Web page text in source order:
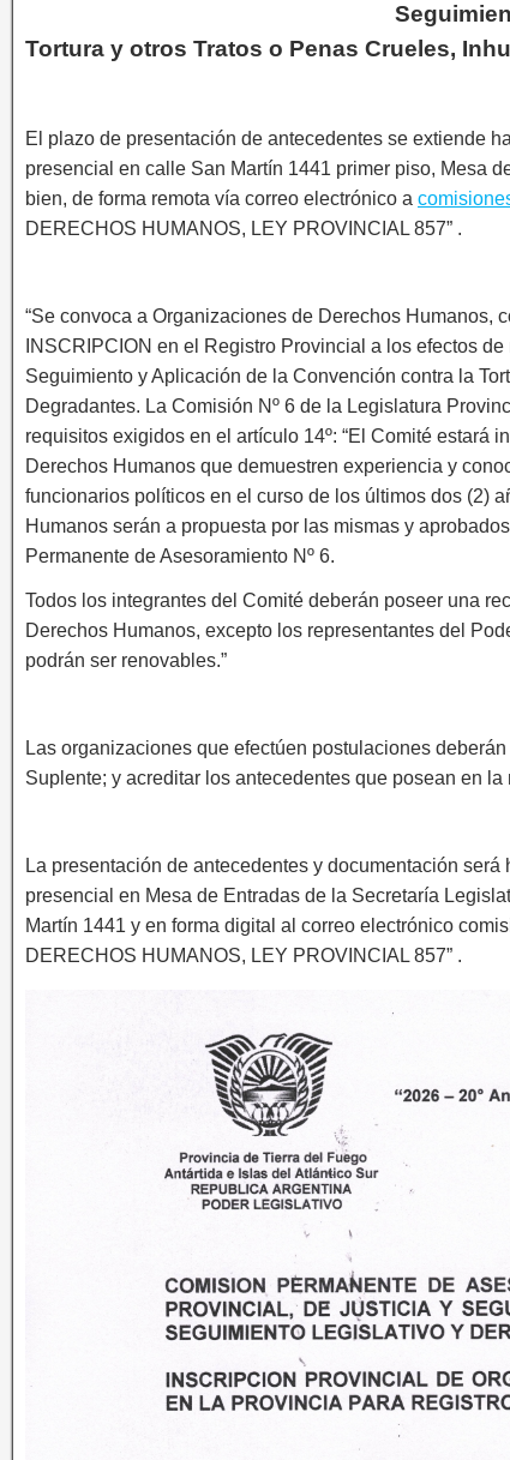
Tortura y otros Tratos o Penas Crueles,
El plazo de presentación de antecedentes se extiende
presencial en calle San Martín 1441 primer piso, Mesa
bien, de forma remota vía correo electrónico a
DERECHOS HUMANOS, LEY PROVINCIAL 857” .
“Se convoca a Organizaciones de Derechos Humanos,
INSCRIPCION en el Registro Provincial a los efectos
Seguimiento y Aplicación de la Convención contra la
Degradantes. La Comisión Nº 6 de la Legislatura
requisitos exigidos en el artículo 14º: “El Comité estará
Derechos Humanos que demuestren experiencia y
funcionarios políticos en el curso de los últimos dos (2)
Humanos serán a propuesta por las mismas y
Permanente de Asesoramiento Nº 6.
Todos los integrantes del Comité deberán poseer una
Derechos Humanos, excepto los representantes del
podrán ser renovables.”
Las organizaciones que efectúen postulaciones
Suplente; y acreditar los antecedentes que posean en
La presentación de antecedentes y documentación
presencial en Mesa de Entradas de la Secretaría
Martín 1441 y en forma digital al correo electrónico
DERECHOS HUMANOS, LEY PROVINCIAL 857” .